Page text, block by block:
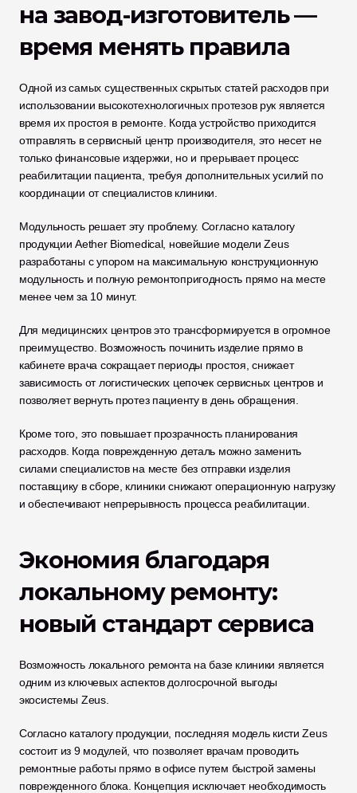
на завод-изготовитель —
время менять правила
Одной из самых существенных скрытых статей расходов при
использовании высокотехнологичных протезов рук является
время их простоя в ремонте. Когда устройство приходится
отправлять в сервисный центр производителя, это несет не
только финансовые издержки, но и прерывает процесс
реабилитации пациента, требуя дополнительных усилий по
координации от специалистов клиники.
Модульность решает эту проблему. Согласно каталогу
продукции Aether Biomedical, новейшие модели Zeus
разработаны с упором на максимальную конструкционную
модульность и полную ремонтопригодность прямо на месте
менее чем за 10 минут.
Для медицинских центров это трансформируется в огромное
преимущество. Возможность починить изделие прямо в
кабинете врача сокращает периоды простоя, снижает
зависимость от логистических цепочек сервисных центров и
позволяет вернуть протез пациенту в день обращения.
Кроме того, это повышает прозрачность планирования
расходов. Когда поврежденную деталь можно заменить
силами специалистов на месте без отправки изделия
поставщику в сборе, клиники снижают операционную нагрузку
и обеспечивают непрерывность процесса реабилитации.
Экономия благодаря
локальному ремонту:
новый стандарт сервиса
Возможность локального ремонта на базе клиники является
одним из ключевых аспектов долгосрочной выгоды
экосистемы Zeus.
Согласно каталогу продукции, последняя модель кисти Zeus
состоит из 9 модулей, что позволяет врачам проводить
ремонтные работы прямо в офисе путем быстрой замены
поврежденного блока. Концепция исключает необходимость